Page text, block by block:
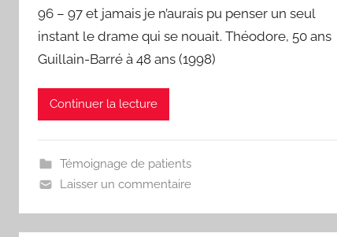
96 – 97 et jamais je n’aurais pu penser un seul
instant le drame qui se nouait. Théodore, 50 ans
Guillain-Barré à 48 ans (1998)
Continuer la lecture
Témoignage de patients
Laisser un commentaire